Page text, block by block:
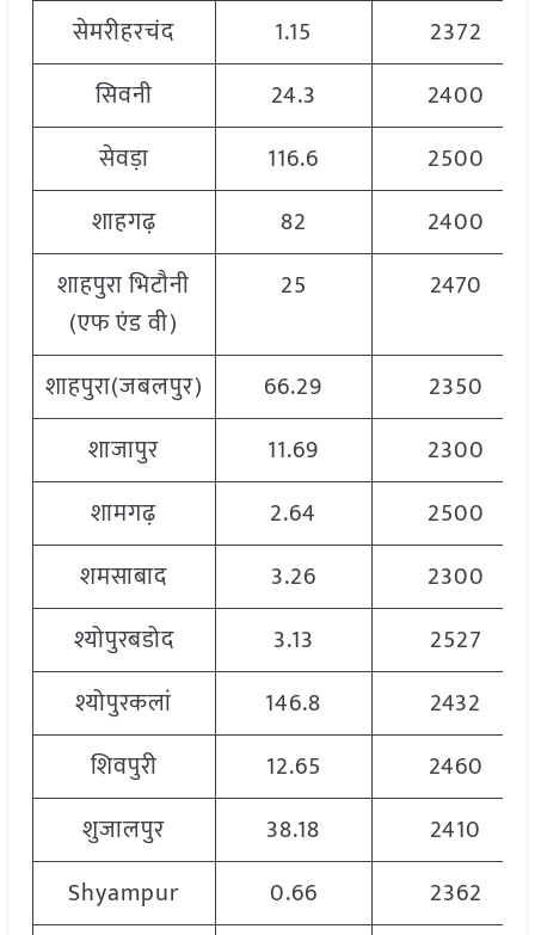
सेमरीहरचंद
1.15
2372
सिवनी
24.3
2400
सेवड़ा
116.6
2500
शाहगढ़
82
2400
शाहपुरा भिटौनी
(एफ एंड वी)
25 2470
शाहपुरा(जबलपुर) 66.29
2350
शाजापुर
11.69
2300
शामगढ़
2.64
2500
शमसाबाद
3.26
2300
श्योपुरबडोद
3.13
2527
श्योपुरकलां
146.8
2432
शिवपुरी
12.65
2460
शुजालपुर
38.18
2410
Shyampur
0.66
2362